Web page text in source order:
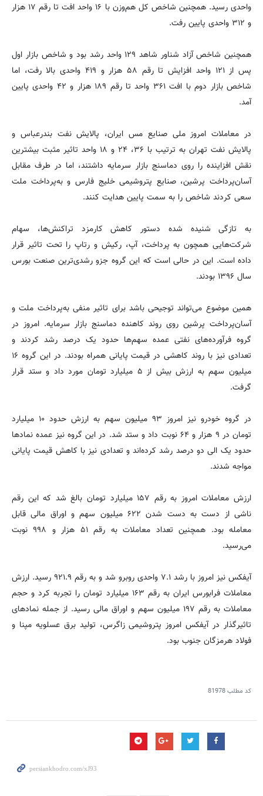
واحدی رسید. همچنین شاخص کل هم‌وزن با ۱۶ واحد افت تا رقم ۱۷ هزار
و ۳۱۲ واحدی پایین رفت.
همچنین شاخص آزاد شناور شاهد ۱۲۹ واحد رشد بود و شاخص بازار اول
پس از ۱۲۱ واحد افزایش تا رقم ۵۸ هزار و ۴۱۹ واحدی بالا رفت، اما
شاخص بازار دوم با افت ۳۶۱ واحد تا رقم ۱۸۹ هزار و ۴۲ واحدی پایین
آمد.
در معاملات امروز ملی صنایع مس ایران، پالایش نفت بندرعباس و
پالایش نفت تهران به ترتیب با ۳۶، ۲۴ و ۱۸ واحد تاثیر مثبت بیشترین
نقش افزاینده را روی دماسنج بازار سرمایه داشتند، اما در طرف مقابل
آسان‌پرداخت پرشین، صنایع پتروشیمی خلیج فارس و به‌پرداخت ملت
سعی کردند شاخص را به سمت پایین هدایت کنند.
به تازگی شنیده شده دستور کاهش کارمزد تراکنش‌ها، سهام
شرکت‌هایی همچون به پرداخت، آپ، رکیش و رتاپ را تحت تاثیر قرار
داده است. این در حالی است که این گروه جزو رشدی‌ترین صنعت بورس
سال ۱۳۹۶ بودند.
همین موضوع می‌تواند توجیحی باشد برای تاثیر منفی به‌پرداخت ملت و
آسان‌پرداخت پرشین روی روند کاهنده دماسنج بازار سرمایه. امروز در
گروه فرآورده‌های نفتی عمده سهم‌ها حدود یک درصد رشد کردند و
تعدادی نیز با روند کاهشی در قیمت پایانی همراه بودند. در این گروه ۱۶
میلیون سهم به ارزش بیش از ۵ میلیارد تومان مورد داد و ستد قرار
گرفت.
در گروه خودرو نیز امروز ۹۳ میلیون سهم به ارزش حدود ۱۰ میلیارد
تومان در ۹ هزار و ۶۴ نوبت داد و ستد شد. در این گروه نیز عمده نمادها
حدود یک الی دو درصد رشد کرده‌اند و تعدادی نیز با کاهش قیمت پایانی
مواجه شدند.
ارزش معاملات امروز به رقم ۱۵۷ میلیارد تومان بالغ شد که این رقم
ناشی از دست به دست شدن ۶۲۲ میلیون سهم و اوراق مالی قابل
معامله بود. همچنین تعداد معاملات به رقم ۵۱ هزار و ۹۹۸ نوبت
می‌رسید.
آیفکس نیز امروز با رشد ۷.۱ واحدی روبرو شد و به رقم ۹۲۱.۹ رسید. ارزش
معاملات فرابورس ایران به رقم ۱۶۳ میلیارد تومان را تجربه کرد و حجم
معاملات به رقم ۱۹۷ میلیون سهم و اوراق مالی رسید. از جمله نمادهای
تاثیرگذار در آیفکس امروز پتروشیمی زاگرس، تولید برق عسلویه مپنا و
فولاد هرمزگان جنوب بود.
کد مطلب81978